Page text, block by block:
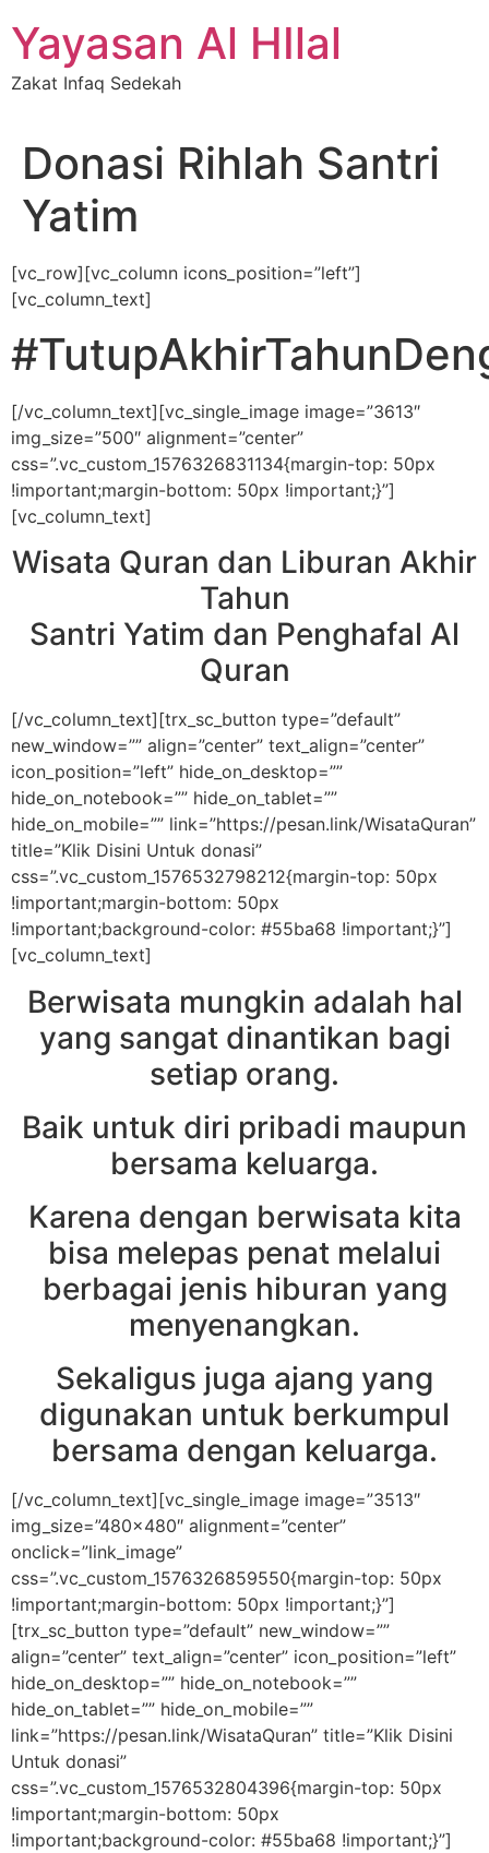
to
content
Yayasan Al HIlal
Zakat Infaq Sedekah
Donasi Rihlah Santri
Yatim
[vc_row][vc_column icons_position=”left”]
[vc_column_text]
[/vc_column_text][vc_single_image image=”3613″
img_size=”500″ alignment=”center”
css=”.vc_custom_1576326831134{margin-top: 50px
!important;margin-bottom: 50px !important;}”]
[vc_column_text]
Wisata Quran dan Liburan Akhir
Tahun
Santri Yatim dan Penghafal Al
Quran
[/vc_column_text][trx_sc_button type=”default”
new_window=”” align=”center” text_align=”center”
icon_position=”left” hide_on_desktop=””
hide_on_notebook=”” hide_on_tablet=””
hide_on_mobile=”” link=”https://pesan.link/WisataQuran”
title=”Klik Disini Untuk donasi”
css=”.vc_custom_1576532798212{margin-top: 50px
!important;margin-bottom: 50px
!important;background-color: #55ba68 !important;}”]
[vc_column_text]
Berwisata mungkin adalah hal
yang sangat dinantikan bagi
setiap orang.
Baik untuk diri pribadi maupun
bersama keluarga.
Karena dengan berwisata kita
bisa melepas penat melalui
berbagai jenis hiburan yang
menyenangkan.
Sekaligus juga ajang yang
digunakan untuk berkumpul
bersama dengan keluarga.
[/vc_column_text][vc_single_image image=”3513″
img_size=”480×480″ alignment=”center”
onclick=”link_image”
css=”.vc_custom_1576326859550{margin-top: 50px
!important;margin-bottom: 50px !important;}”]
[trx_sc_button type=”default” new_window=””
align=”center” text_align=”center” icon_position=”left”
hide_on_desktop=”” hide_on_notebook=””
hide_on_tablet=”” hide_on_mobile=””
link=”https://pesan.link/WisataQuran” title=”Klik Disini
Untuk donasi”
css=”.vc_custom_1576532804396{margin-top: 50px
!important;margin-bottom: 50px
!important;background-color: #55ba68 !important;}”]